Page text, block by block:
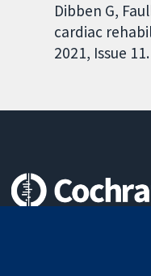
Dibben G,
cardiac
2021, Issue